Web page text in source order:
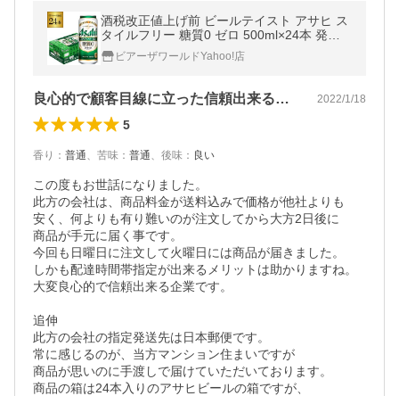
酒税改正値上げ前 ビールテイスト アサヒ ス
タイルフリー 糖質0 ゼロ 500ml×24本 発泡
酒 ビールテイスト 500缶 国産 1ケース販売
缶 AIBビアーザワールドYahoo!店
良心的で顧客目線に立った信頼出来る会社 2022/1/18
5
香り ： 普通、 苦味 ： 普通、 後味 ： 良い
この度もお世話になりました。
此方の会社は、商品料金が送料込みで価格が他社よりも
安く、何よりも有り難いのが注文してから大方2日後に
商品が手元に届く事です。
今回も日曜日に注文して火曜日には商品が届きました。
しかも配達時間帯指定が出来るメリットは助かりますね。
大変良心的で信頼出来る企業です。
追伸
此方の会社の指定発送先は日本郵便です。
常に感じるのが、当方マンション住まいですが
商品が思いのに手渡しで届けていただいております。
商品の箱は24本入りのアサヒビールの箱ですが、